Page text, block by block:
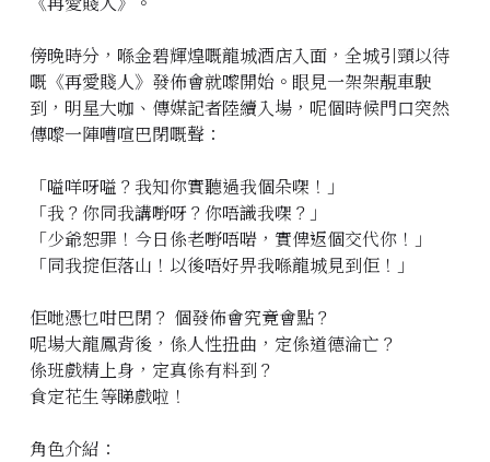
傍晚時分，喺金碧輝煌嘅龍城酒店入面，全城引頸以待
嘅《再愛賤人》發佈會就嚟開始。眼見一架架靚車駛
到，明星大咖、傳媒記者陸續入場，呢個時候門口突然
傳嚟一陣嘈喧巴閉嘅聲：
「嗌咩呀嗌？我知你實聽過我個朵㗎！」
「我？你同我講嘢呀？你唔識我㗎？」
「少爺恕罪！今日係老嘢唔啱，實俾返個交代你！」
「同我掟佢落山！以後唔好畀我喺龍城見到佢！」
佢哋憑乜咁巴閉？ 個發佈會究竟會點？
呢場大龍鳳背後，係人性扭曲，定係道德淪亡？
係班戲精上身，定真係有料到？
食定花生等睇戲啦！
角色介紹：